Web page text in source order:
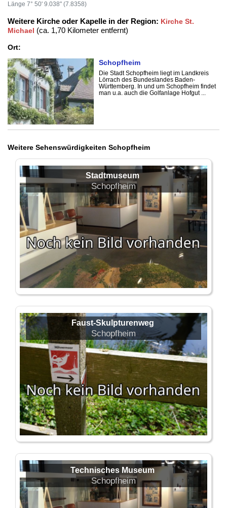
Länge 7° 50' 9.038" (7.8358)
Weitere Kirche oder Kapelle in der Region: Kirche St.
Michael (ca. 1,70 Kilometer entfernt)
Ort:
Schopfheim
Die Stadt Schopfheim liegt im Landkreis
Lörrach des Bundeslandes Baden-
Württemberg. In und um Schopfheim findet
man u.a. auch die Golfanlage Hofgut ...
Weitere Sehenswürdigkeiten Schopfheim
Stadtmuseum
Schopfheim
Faust-Skulpturenweg
Schopfheim
Technisches Museum
Schopfheim